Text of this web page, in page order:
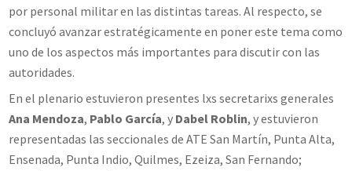
por personal militar en las distintas tareas. Al respecto, se
concluyó avanzar estratégicamente en poner este tema como
uno de los aspectos más importantes para discutir con las
autoridades.
En el plenario estuvieron presentes lxs secretarixs generales
Ana Mendoza, Pablo García, y Dabel Roblin, y estuvieron
representadas las seccionales de ATE San Martín, Punta Alta,
Ensenada, Punta Indio, Quilmes, Ezeiza, San Fernando;